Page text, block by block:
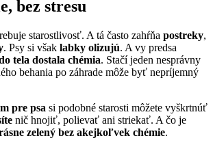
bez stresu
starostlivosť. A tá často zahŕňa postreky,
. Psy si však labky olizujú. A vy predsa
tela dostala chémia. Stačí jeden nesprávny
behania po záhrade môže byť nepríjemný
pre psa si podobné starosti môžete vyškrtnúť
nič hnojiť, polievať ani striekať. A čo je
zelený bez akejkoľvek chémie.